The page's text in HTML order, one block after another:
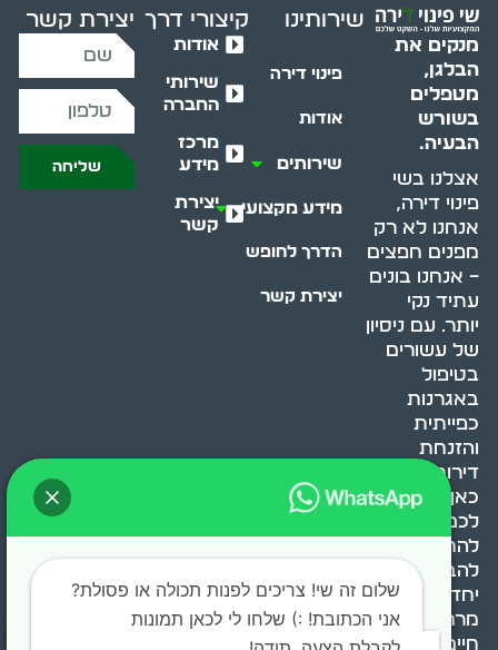
מנקים את
הבלגן,
מטפלים
בשורש
הבעיה.
אצלנו בשי
פינוי דירה,
אנחנו לא רק
מפנים חפצים
– אנחנו בונים
עתיד נקי
יותר. עם ניסיון
של עשורים
בטיפול
באגרנות
כפייתית
והזנחת
דירות, אנחנו
כאן כדי לעזור
לכם
להתמודד,
להבין ולשנות.
יחד, ניצור
מרחב
חיים בריא ומאוזן.
שירותינו
פינוי דירה
אודות
שירותים
מידע מקצועי
הדרך לחופש
יצירת קשר
קיצורי דרך
אודות
שירותי
החברה
מרכז
מידע
יצירת
קשר
יצירת קשר
שליחה
שלום זה שי! צריכים לפנות תכולה או פסולת?
אני הכתובת! :) שלחו לי לכאן תמונות